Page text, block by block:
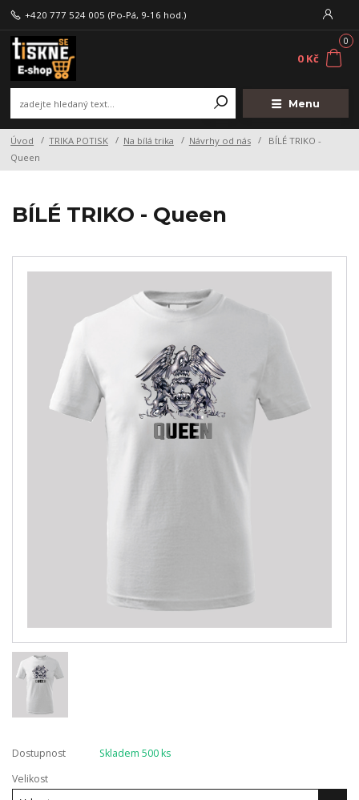
Menu
+420 777 524 005 (Po-Pá, 9-16 hod.)
0
0 Kč
Úvod TRIKA POTISK Na bílá trika Návrhy od nás
BÍLÉ TRIKO -
Queen
BÍLÉ TRIKO - Queen
Dostupnost
Skladem 500 ks
Velikost